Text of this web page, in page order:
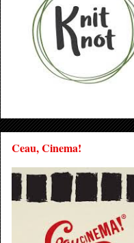
Ceau, Cinema!